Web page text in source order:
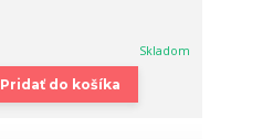
Skladom
Pridať do košíka